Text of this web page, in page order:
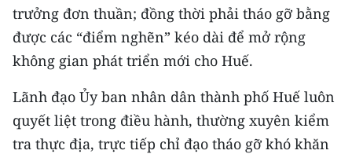
trưởng đơn thuần; đồng thời phải tháo gỡ bằng
được các “điểm nghẽn” kéo dài để mở rộng
không gian phát triển mới cho Huế.
Lãnh đạo Ủy ban nhân dân thành phố Huế luôn
quyết liệt trong điều hành, thường xuyên kiểm
tra thực địa, trực tiếp chỉ đạo tháo gỡ khó khăn